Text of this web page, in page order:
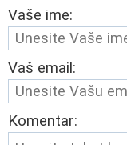
Vaše ime:
Vaš email:
Komentar: